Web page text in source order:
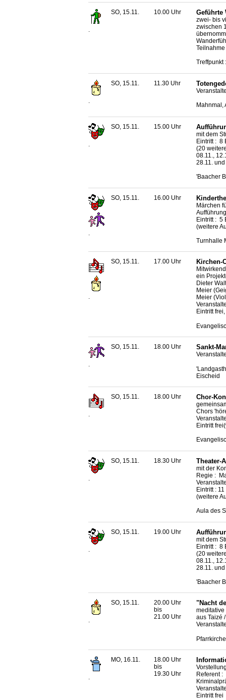
SO, 15.11. 10.00 Uhr Geführte
zwei- bis
zwischen
Treffpunkt
SO, 15.11. 11.30 Uhr
Mahnmal,
.
SO, 15.11. 15.00 Uhr
mit dem
Eintritt : 8
(20
08.11.,
28.11.
'Baacher
SO, 15.11. 16.00 Uhr
Märchen
Eintritt : 5
(weitere
Turnhalle
.
SO, 15.11. 17.00 Uhr Kirchen-
ein
Dieter
Meier
Meier
Eintritt
.
SO, 15.11. 18.00 Uhr Sankt-
Eischeid
.
SO, 15.11. 18.00 Uhr Chor-
Chors
Eintritt
SO, 15.11. 18.30 Uhr Theater-
mit der
Regie :
Eintritt :
(weitere
Aula des
SO, 15.11. 19.00 Uhr
mit dem
Eintritt : 8
(20
08.11.,
28.11.
'Baacher
.
SO, 15.11.
20.00 Uhr
bis
21.00 Uhr
"Nacht
aus Taizé
.
MO, 16.11.
18.00 Uhr
bis
19.30 Uhr
Referent :
Eintritt frei